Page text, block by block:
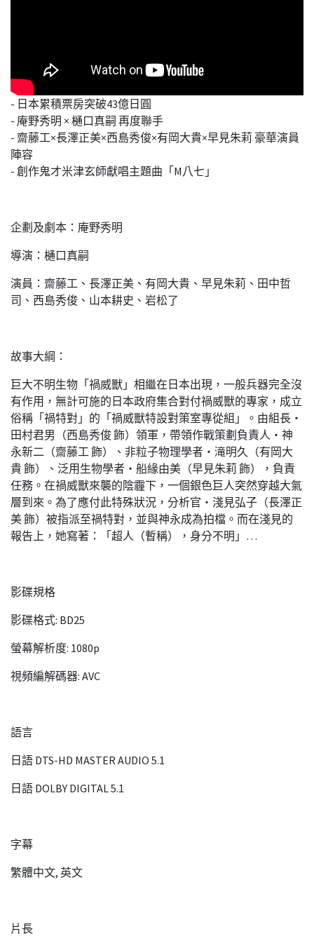
- 日本累積票房突破43億日圓
- 庵野秀明 × 樋口真嗣 再度聯手
- 齋藤工×長澤正美×西島秀俊×有岡大貴×早見朱莉 豪華演員
陣容
- 創作鬼才米津玄師獻唱主題曲「M八七」
企劃及劇本：庵野秀明
導演：樋口真嗣
演員：齋藤工、長澤正美、有岡大貴、早見朱莉、田中哲
司、西島秀俊、山本耕史、岩松了
故事大綱：
巨大不明生物「禍威獸」相繼在日本出現，一般兵器完全沒
有作用，無計可施的日本政府集合對付禍威獸的專家，成立
俗稱「禍特對」的「禍威獸特設對策室專從組」。由組長‧
田村君男（西島秀俊 飾）領軍，帶領作戰策劃負責人‧神
永新二（齋藤工 飾）、非粒子物理學者‧滝明久（有岡大
貴 飾）、泛用生物學者‧船緣由美（早見朱莉 飾），負責
任務。在禍威獸來襲的陰霾下，一個銀色巨人突然穿越大氣
層到來。為了應付此特殊狀況，分析官‧淺見弘子（長澤正
美 飾）被指派至禍特對，並與神永成為拍檔。而在淺見的
報告上，她寫著：「超人（暫稱），身分不明」…
影碟規格
影碟格式: BD25
螢幕解析度: 1080p
視頻編解碼器: AVC
語言
日語 DTS-HD MASTER AUDIO 5.1
日語 DOLBY DIGITAL 5.1
字幕
繁體中文, 英文
片長